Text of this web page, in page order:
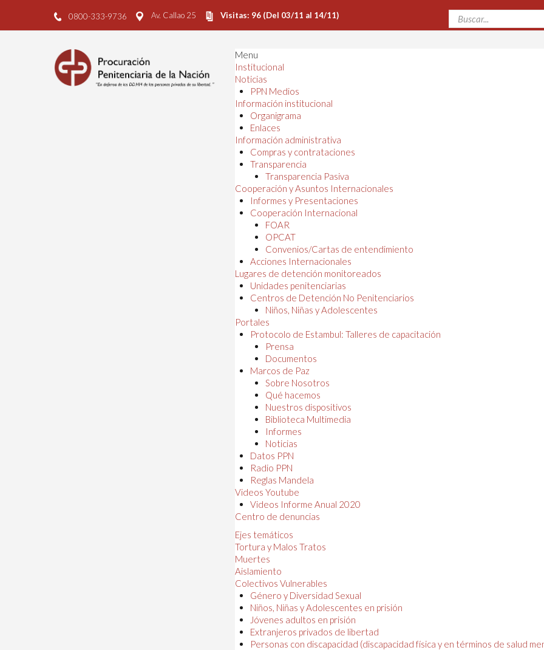
0800-333-9736 Av. Callao 25 Visitas: 96 (Del 03/11 al 14/11)
Menu
Institucional
Noticias
PPN Medios
Información institucional
Organigrama
Enlaces
Información administrativa
Compras y contrataciones
Transparencia
Transparencia Pasiva
Cooperación y Asuntos Internacionales
Informes y Presentaciones
Cooperación Internacional
FOAR
OPCAT
Convenios/Cartas de entendimiento
Acciones Internacionales
Lugares de detención monitoreados
Unidades penitenciarias
Centros de Detención No Penitenciarios
Niños, Niñas y Adolescentes
Portales
Protocolo de Estambul: Talleres de capacitación
Prensa
Documentos
Marcos de Paz
Sobre Nosotros
Qué hacemos
Nuestros dispositivos
Biblioteca Multimedia
Informes
Noticias
Datos PPN
Radio PPN
Reglas Mandela
Videos Youtube
Videos Informe Anual 2020
Centro de denuncias
Ejes temáticos
Tortura y Malos Tratos
Muertes
Aislamiento
Colectivos Vulnerables
Género y Diversidad Sexual
Niños, Niñas y Adolescentes en prisión
Jóvenes adultos en prisión
Extranjeros privados de libertad
Personas con discapacidad (discapacidad física y en términos de salud